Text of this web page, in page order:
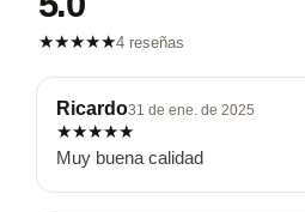
★★★★★4 reseñas
Ricardo31 de ene. de 2025
★★★★★
Muy buena calidad